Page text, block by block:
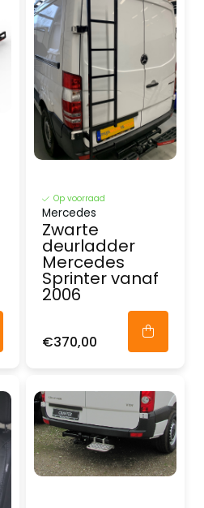
Op voorraad
Mercedes
Zwarte
deurladder
Mercedes
Sprinter vanaf
2006
€370,00